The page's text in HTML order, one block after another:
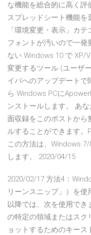
な機能を総合的に高く評
スプレッドシート機能を
「環境変更・表示」カ
フォントが汚いので一発
ない Windows 10 で XP/
変更するツール (ユーザ
イバへのアップデート
ら Windows PCに
ンストールします。 あ
面収録をこのポストから
ルすることができます。
この方法は、Windows
します。 2020/04/15
2020/02/17 方法4：
リーンスニップ」）を
以降では、次を使用で
の特定の領域またはスク
ョットするためのキー